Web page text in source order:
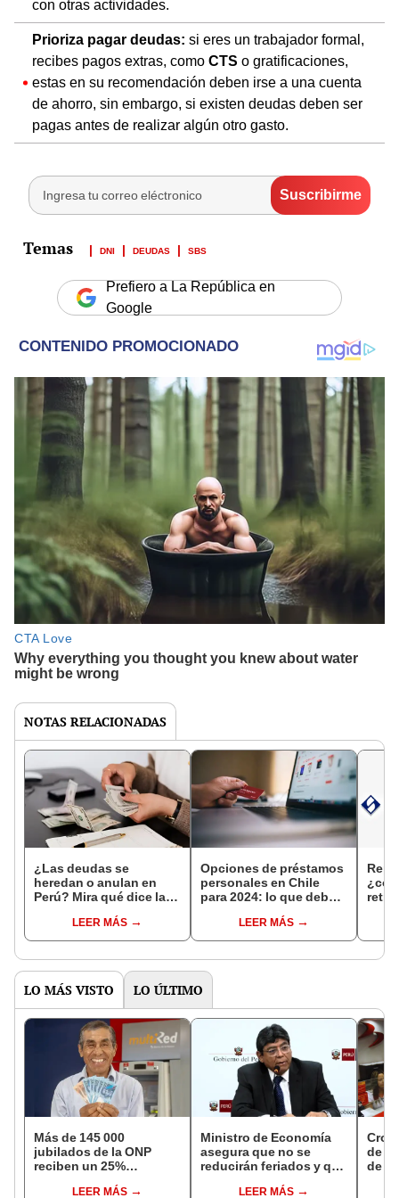
con otras actividades.
Prioriza pagar deudas: si eres un trabajador formal,
recibes pagos extras, como CTS o gratificaciones,
estas en su recomendación deben irse a una cuenta
de ahorro, sin embargo, si existen deudas deben ser
pagas antes de realizar algún otro gasto.
DNI DEUDAS SBS
Prefiero a La República en
Google
NOTAS RELACIONADAS
¿Las deudas se
heredan o anulan en
Perú? Mira qué dice la
LEER MÁS
Opciones de préstamos
personales en Chile
para 2024: lo que debes
LEER MÁS
LO MÁS VISTO LO ÚLTIMO
Más de 145 000
jubilados de la ONP
reciben un 25%
en agostoLEER MÁS
Ministro de Economía
asegura que no se
reducirán feriados y que
aumentará en dos
LEER MÁS
de
de